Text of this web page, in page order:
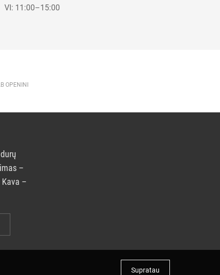
VI: 11:00–15:00
OPENINI
–
–
Supratau